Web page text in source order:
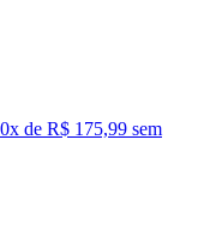
x de R$ 175,99 sem